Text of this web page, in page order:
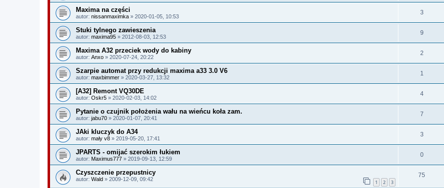
Maxima na części
autor: nissanmaximka » 2020-01-05, 10:53
3
Stuki tylnego zawieszenia
autor: maxima95 » 2012-08-03, 12:53
9
Maxima A32 przeciek wody do kabiny
autor: Anxo » 2020-07-24, 20:22
2
Szarpie automat przy redukcji maxima a33 3.0 V6
autor: maxbimmer » 2020-03-27, 13:32
1
[A32] Remont VQ30DE
autor: Oskr5 » 2020-02-03, 14:02
4
Pytanie o czujnik położenia wału na wieńcu koła zam.
autor: jabu70 » 2020-01-07, 20:41
7
JAki kluczyk do A34
autor: mały v8 » 2019-05-20, 17:41
3
JPARTS - omijać szerokim łukiem
autor: Maximus777 » 2019-09-13, 12:59
0
Czyszczenie przepustnicy
autor: Wald » 2009-12-09, 09:42 1 2 3
75